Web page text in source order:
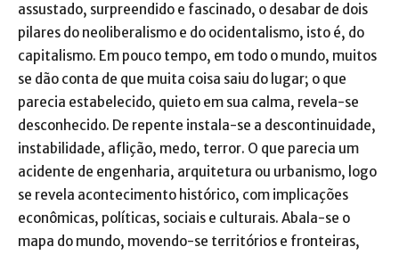
assustado, surpreendido e fascinado, o desabar de dois
pilares do neoliberalismo e do ocidentalismo, isto é, do
capitalismo. Em pouco tempo, em todo o mundo, muitos
se dão conta de que muita coisa saiu do lugar; o que
parecia estabelecido, quieto em sua calma, revela-se
desconhecido. De repente instala-se a descontinuidade,
instabilidade, aflição, medo, terror. O que parecia um
acidente de engenharia, arquitetura ou urbanismo, logo
se revela acontecimento histórico, com implicações
econômicas, políticas, sociais e culturais. Abala-se o
mapa do mundo, movendo-se territórios e fronteiras,